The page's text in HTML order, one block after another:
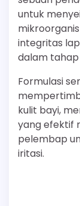
untuk
integritas
dalam
Formulasi
kulit bayi,
yang efektif
pelembap
iritasi.